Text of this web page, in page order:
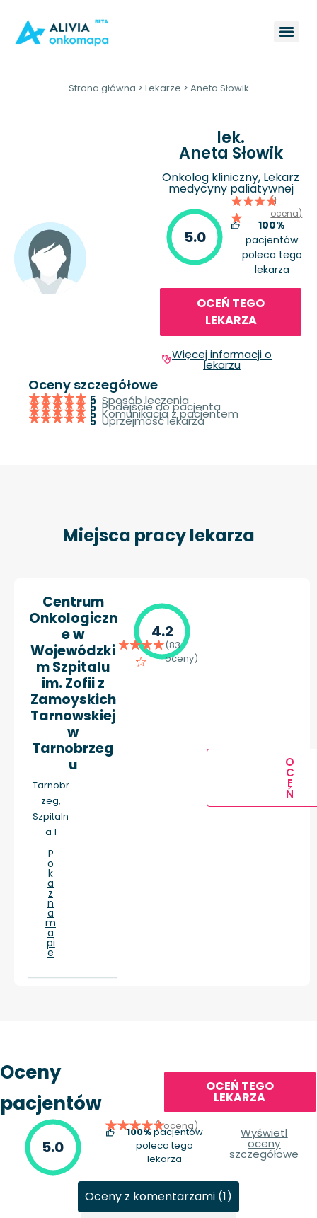
Strona główna > Lekarze > Aneta Słowik
lek.
Aneta Słowik
Onkolog kliniczny, Lekarz
medycyny paliatywnej
5.0
(1
ocena)
100%
pacjentów
poleca tego
lekarza
OCEŃ TEGO
LEKARZA
Więcej informacji o
lekarzu
Oceny szczegółowe
5 Sposób leczenia
5 Podejście do pacjenta
5 Komunikacja z pacjentem
5 Uprzejmość lekarza
Miejsca pracy lekarza
Centrum
Onkologiczn
e w
Wojewódzki
m Szpitalu
im. Zofii z
Zamoyskich
Tarnowskiej
w
Tarnobrzeg
u
Tarnobr
zeg,
Szpitaln
a 1
P
o
k
a
ż
n
a
m
a
pi
e
4.2
(83
oceny)
O
C
E
Ń
Oceny
pacjentów
OCEŃ TEGO
LEKARZA
5.0
(1 ocena)
100%pacjentów
poleca tego
lekarza
Wyświetl
oceny
szczegółowe
Oceny z komentarzami (1)